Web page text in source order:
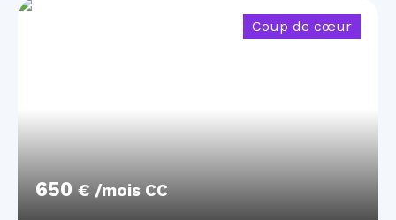
650 € /mois CC
Coup de cœur